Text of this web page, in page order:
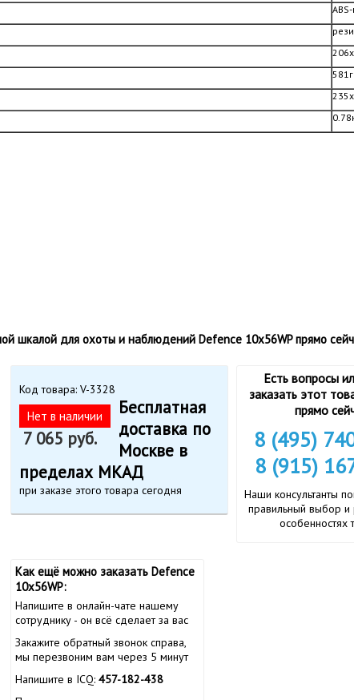
581г
шкалой для охоты и наблюдений Defence 10х56WP прямо
Код товара: V-3328
Нет в наличии
7 065 руб.
Бесплатная
доставка по
Москве в
пределах МКАД
при заказе этого товара сегодня
Есть вопросы
заказать этот
прямо
8 (495)
8 (915)
Наши консультанты
правильный выбор и
особенностях
Как ещё можно заказать Defence
10х56WP:
Напишите в онлайн-чате нашему
сотруднику - он всё сделает за вас
Закажите обратный звонок справа,
мы перезвоним вам через 5 минут
Напишите в ICQ: 457-182-438